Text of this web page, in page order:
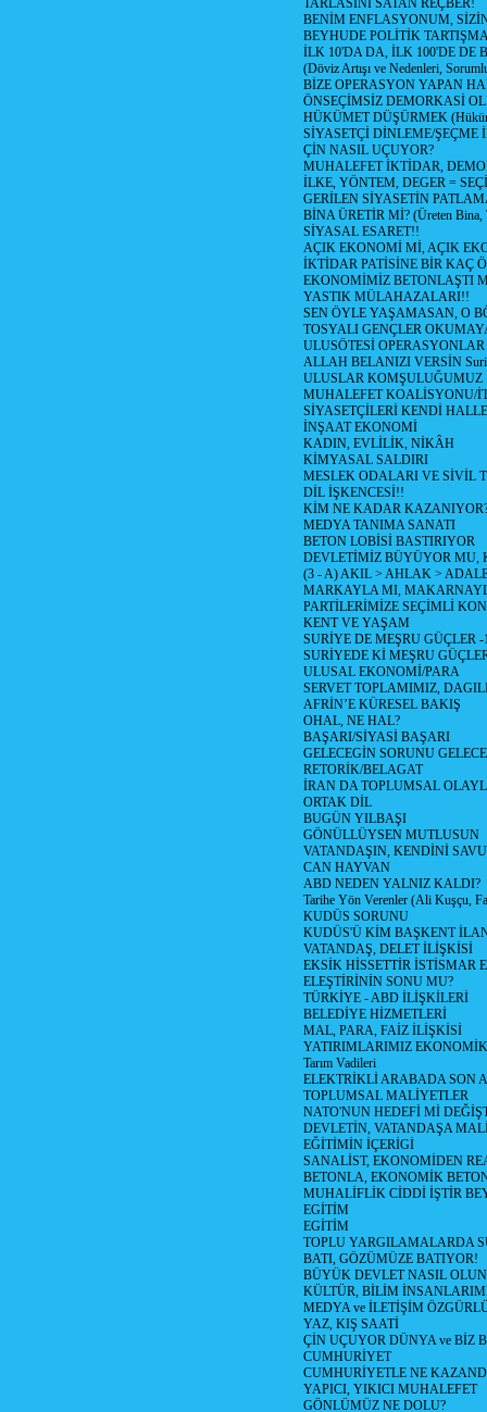
TARLASINI SATAN REÇBER!
BENİM ENFLASYONUM,
BEYHUDE POLİTİK
İLK 10'DA DA, İLK 100'DE DE
(Döviz Artışı ve Nedenleri,
BİZE OPERASYON YAPAN
ÖNSEÇİMSİZ DEMORKASİ
HÜKÜMET DÜŞÜRMEK
SİYASETÇİ DİNLEME/ŞEÇME
ÇİN NASIL UÇUYOR?
MUHALEFET İKTİDAR,
İLKE, YÖNTEM, DEGER =
GERİLEN SİYASETİN
BİNA ÜRETİR Mİ? (Üreten Bina,
SİYASAL ESARET!!
AÇIK EKONOMİ Mİ, AÇIK
İKTİDAR PATİSİNE BİR KAÇ
EKONOMİMİZ BETONLAŞTI
YASTIK MÜLAHAZALARI!!
SEN ÖYLE YAŞAMASAN, O
TOSYALI GENÇLER
ULUSÖTESİ OPERASYONLAR
ALLAH BELANIZI VERSİN
ULUSLAR KOMŞULUĞUMUZ
MUHALEFET KOALİSYONU/
SİYASETÇİLERİ KENDİ
İNŞAAT EKONOMİ
KADIN, EVLİLİK, NİKÂH
KİMYASAL SALDIRI
MESLEK ODALARI VE SİVİL
DİL İŞKENCESİ!!
KİM NE KADAR
MEDYA TANIMA SANATI
BETON LOBİSİ BASTIRIYOR
DEVLETİMİZ BÜYÜYOR MU,
(3 - A) AKIL > AHLAK >
MARKAYLA MI,
PARTİLERİMİZE SEÇİMLİ
KENT VE YAŞAM
SURİYE DE MEŞRU GÜÇLER -
SURİYEDE Kİ MEŞRU
ULUSAL EKONOMİ/PARA
SERVET TOPLAMIMIZ,
AFRİN’E KÜRESEL BAKIŞ
OHAL, NE HAL?
BAŞARI/SİYASİ BAŞARI
GELECEGİN SORUNU
RETORİK/BELAGAT
İRAN DA TOPLUMSAL
ORTAK DİL
BUGÜN YILBAŞI
GÖNÜLLÜYSEN MUTLUSUN
VATANDAŞIN, KENDİNİ
CAN HAYVAN
ABD NEDEN YALNIZ KALDI?
Tarihe Yön Verenler (Ali Kuşçu,
KUDÜS SORUNU
KUDÜS'Ü KİM BAŞKENT
VATANDAŞ, DELET İLİŞKİSİ
EKSİK HİSSETTİR İSTİSMAR
ELEŞTİRİNİN SONU MU?
TÜRKİYE - ABD İLİŞKİLERİ
BELEDİYE HİZMETLERİ
MAL, PARA, FAİZ İLİŞKİSİ
YATIRIMLARIMIZ
Tarım Vadileri
ELEKTRİKLİ ARABADA SON
TOPLUMSAL MALİYETLER
NATO'NUN HEDEFİ Mİ
DEVLETİN, VATANDAŞA
EĞİTİMİN İÇERİGİ
SANALİST, EKONOMİDEN
BETONLA, EKONOMİK
MUHALİFLİK CİDDİ İŞTİR
EGİTİM
EGİTİM
TOPLU YARGILAMALARDA
BATI, GÖZÜMÜZE BATIYOR!
BÜYÜK DEVLET NASIL
KÜLTÜR, BİLİM
MEDYA ve İLETİŞİM
YAZ, KIŞ SAATİ
ÇİN UÇUYOR DÜNYA ve BİZ
CUMHURİYET
CUMHURİYETLE NE
YAPICI, YIKICI MUHALEFET
GÖNLÜMÜZ NE DOLU?